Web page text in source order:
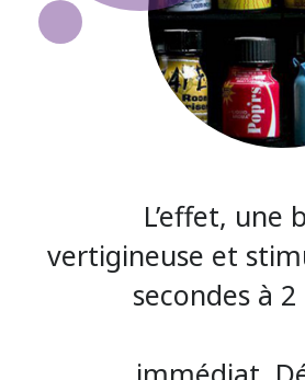
L’effet, une
vertigineuse et
secondes à